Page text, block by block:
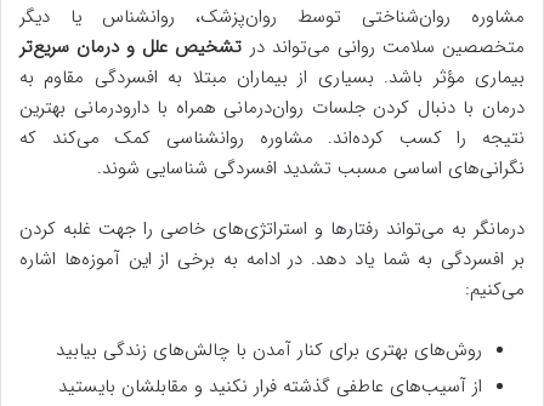
مشاوره روان‌شناختی توسط روان‌پزشک، روانشناس یا دیگر
متخصصین سلامت روانی می‌تواند در تشخیص علل و درمان سریع‌تر
بیماری مؤثر باشد. بسیاری از بیماران مبتلا به افسردگی مقاوم به
درمان با دنبال کردن جلسات روان‌درمانی همراه با دارودرمانی بهترین
نتیجه را کسب کرده‌اند. مشاوره روانشناسی کمک می‌کند که
نگرانی‌های اساسی مسبب تشدید افسردگی شناسایی شوند.
درمانگر به می‌تواند رفتارها و استراتژی‌های خاصی را جهت غلبه کردن
بر افسردگی به شما یاد دهد. در ادامه به برخی از این آموزه‌ها اشاره
می‌کنیم:
روش‌های بهتری برای کنار آمدن با چالش‌های زندگی بیابید
از آسیب‌های عاطفی گذشته فرار نکنید و مقابلشان بایستید